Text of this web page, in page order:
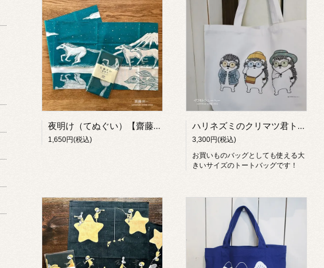
夜明け（てぬぐい）【齋藤州一】
1,650円(税込)
ハリネズミのクリマツ君トートバッグ(サングラス)【イワモトシューヘー】
3,300円(税込)
お買いものバッグとしても使える大
きいサイズのトートバッグです！